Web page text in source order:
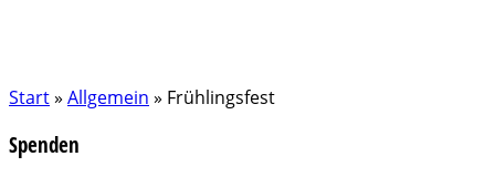
Start» Allgemein » Frühlingsfest
Spenden